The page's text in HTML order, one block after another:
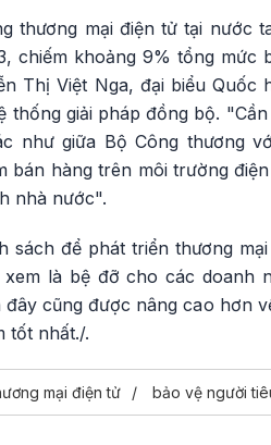
thương mại điện tử tại nước
chiếm khoảng 9% tổng
Thị Việt Nga, đại biểu
thống giải pháp đồng bộ.
như giữa Bộ Công thương
bán hàng trên môi trường
nhà nước".
sách để phát triển thương
là bệ đỡ cho các doanh
đây cũng được nâng cao hơn
tốt nhất./.
mại điện tử bảo vệ người